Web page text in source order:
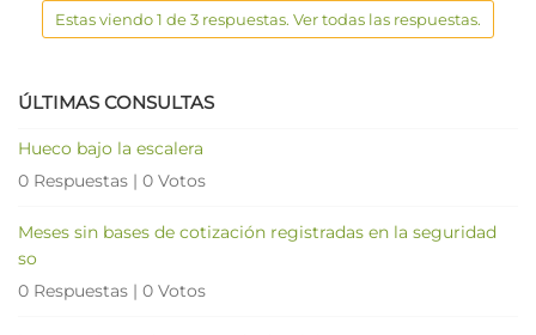
Estas viendo 1 de 3 respuestas. Ver todas las respuestas.
ÚLTIMAS CONSULTAS
Hueco bajo la escalera
0 Respuestas | 0 Votos
Meses sin bases de cotización registradas en la seguridad
so
0 Respuestas | 0 Votos